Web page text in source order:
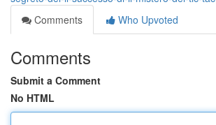
Comments
Who Upvoted
Comments
Submit a Comment
No HTML